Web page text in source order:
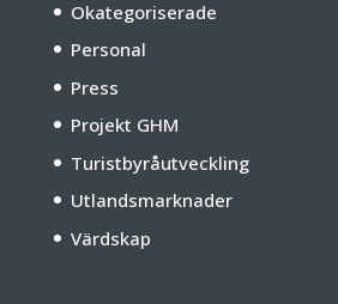
Okategoriserade
Personal
Press
Projekt GHM
Turistbyråutveckling
Utlandsmarknader
Värdskap